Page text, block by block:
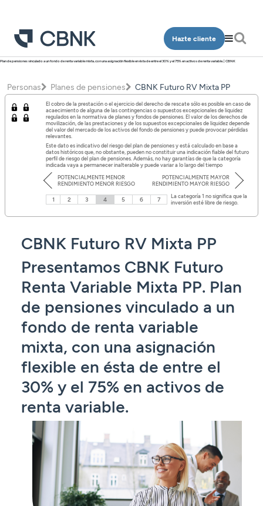
Hazte cliente
Personas
Programa Más CBNK
Cuentas
Depósitos
Financiación
Inversión
Planes de pensiones
Seguros
Servicios
Empresa
Cuentas
Depósitos
Financiación
Banca Partner
Tarjetas
Seguros
Servicios
Banca Privada
Inversión
Planes de pensiones
Ingeniería
Programa Más CBNK
Cuentas
Depósitos
Financiación
Inversión
Planes de pensiones
Tarjetas
Seguros
Servicios
Expatriados
Programa Más CBNK Farma
Cuentas
Tarjetas
Seguros
Servicios
Conócenos
Oficinas
ES
Acceso clientes
Plan de pensiones vinculado a un fondo de renta variable mixta, con una asignación flexible en ésta de entre el 30% y el 75% en activos de renta variable. | CBNK
Personas Planes de pensiones CBNK Futuro RV Mixta PP
El cobro de la prestación o el ejercicio del derecho de rescate sólo es posible en caso de
acaecimiento de alguna de las contingencias o supuestos excepcionales de liquidez
regulados en la normativa de planes y fondos de pensiones. El valor de los derechos de
movilización, de las prestaciones y de los supuestos excepcionales de liquidez depende
del valor del mercado de los activos del fondo de pensiones y puede provocar pérdidas
relevantes.
Este dato es indicativo del riesgo del plan de pensiones y está calculado en base a
datos históricos que, no obstante, pueden no constituir una indicación fiable del futuro
perfil de riesgo del plan de pensiones. Además, no hay garantías de que la categoría
indicada vaya a permanecer inalterable y puede variar a lo largo del tiempo
POTENCIALMENTE MENOR
RENDIMIENTO MENOR RIESGO
POTENCIALMENTE MAYOR
RENDIMIENTO MAYOR RIESGO
1 2 3 4 5 6 7
La categoría 1 no significa que la
inversión esté libre de riesgo.
CBNK Futuro RV Mixta PP
Presentamos CBNK Futuro
Renta Variable Mixta PP. Plan
de pensiones vinculado a un
fondo de renta variable
mixta, con una asignación
flexible en ésta de entre el
30% y el 75% en activos de
renta variable.